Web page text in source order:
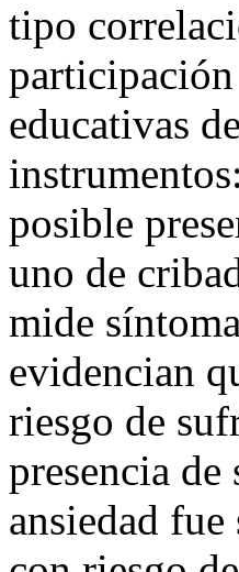
tipo
educativas
posible
uno de
mide
evidencian
riesgo de
presencia
ansiedad